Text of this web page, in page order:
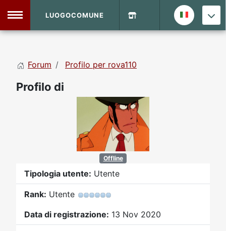
Vecchio Sito
Forum
LUOGOCOMUNE
Forum Profilo per rova110
Profilo di
Offline
Tipologia utente: Utente
Rank: Utente
Data di registrazione: 13 Nov 2020